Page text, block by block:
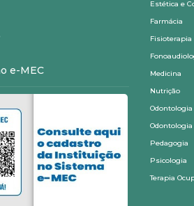
e-MEC
Estética e
Farmácia
Fisioterapia
Medicina
Nutrição
Pedagogia
Psicologia
Terapia